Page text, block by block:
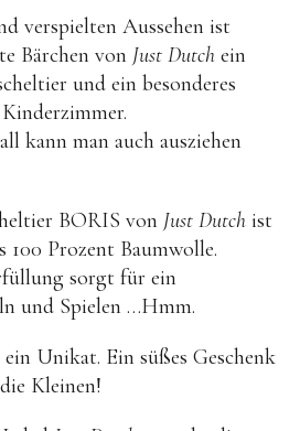
| Tees
Ting | Papeterie
| Bastel-Sets
für Kinder
Duftkerzen & Seifen
Puppen
Spielen
& Experimente
verspielten Aussehen ist
Bärchen von Just Dutch ein
und ein besonderes
kann man auch ausziehen
BORIS von Just Dutch ist
100 Prozent Baumwolle.
sorgt für ein
und Spielen …Hmm.
Unikat. Ein süßes Geschenk
Kleinen!